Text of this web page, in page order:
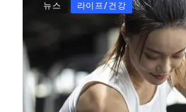
뉴스 라이프/건강